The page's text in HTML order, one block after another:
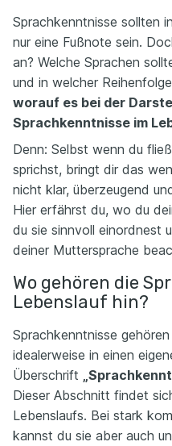
Sprachkenntnisse sollten
nur eine Fußnote sein.
an? Welche Sprachen
und in welcher
worauf es bei der
Sprachkenntnisse im
Denn: Selbst wenn du
sprichst, bringt dir das
nicht klar, überzeugend
Hier erfährst du, wo du
du sie sinnvoll einordnest
deiner Muttersprache
Wo gehören die
Lebenslauf hin?
Sprachkenntnisse
idealerweise in einen
Überschrift
Dieser Abschnitt findet
Lebenslaufs. Bei stark
kannst du sie aber auch